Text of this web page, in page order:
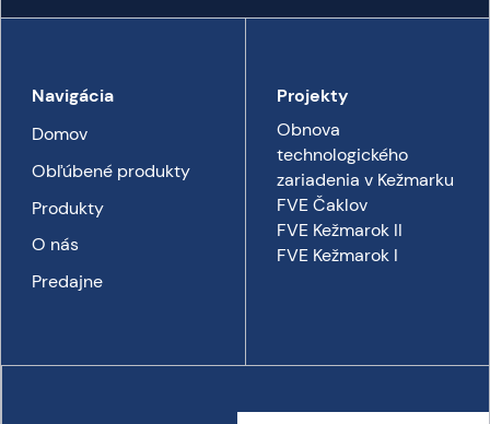
Navigácia
Domov
Obľúbené produkty
Produkty
O nás
Predajne
Projekty
Obnova
technologického
zariadenia v Kežmarku
FVE Čaklov
FVE Kežmarok II
FVE Kežmarok I